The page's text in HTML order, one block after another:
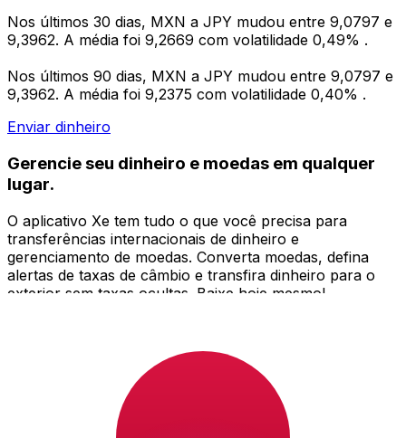
Nos últimos 30 dias, MXN a JPY mudou entre 9,0797 e
9,3962. A média foi 9,2669 com volatilidade 0,49% .
Nos últimos 90 dias, MXN a JPY mudou entre 9,0797 e
9,3962. A média foi 9,2375 com volatilidade 0,40% .
Enviar dinheiro
Gerencie seu dinheiro e moedas em qualquer
lugar.
O aplicativo Xe tem tudo o que você precisa para
transferências internacionais de dinheiro e
gerenciamento de moedas. Converta moedas, defina
alertas de taxas de câmbio e transfira dinheiro para o
exterior sem taxas ocultas. Baixe hoje mesmo!